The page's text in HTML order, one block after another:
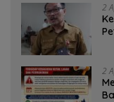
2
2